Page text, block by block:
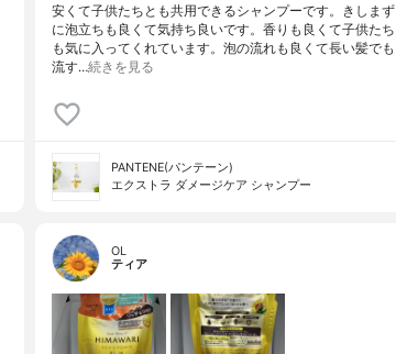
安くて子供たちとも共用できるシャンプーです。きしまず
に泡立ちも良くて気持ち良いです。香りも良くて子供たち
も気に入ってくれています。泡の流れも良くて長い髪でも
流す…続きを見る
PANTENE(パンテーン)
エクストラ ダメージケア シャンプー
OL
ティア